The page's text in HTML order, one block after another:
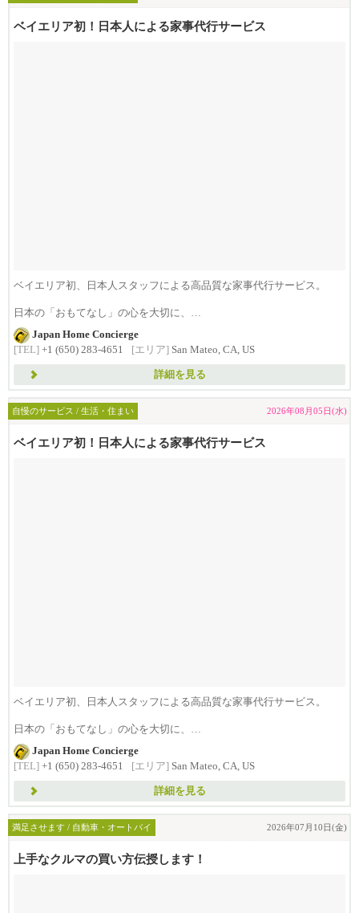
ベイエリア初！日本人による家事代行サービス
ベイエリア初、日本人スタッフによる高品質な家事代行サービス。
日本の「おもてなし」の心を大切に、
日...
Japan Home Concierge
[TEL] +1 (650) 283-4651 [エリア] San Mateo, CA, US
詳細を見る
自慢のサービス / 生活・住まい 2026年08月05日(水)
ベイエリア初！日本人による家事代行サービス
ベイエリア初、日本人スタッフによる高品質な家事代行サービス。
日本の「おもてなし」の心を大切に、
日...
Japan Home Concierge
[TEL] +1 (650) 283-4651 [エリア] San Mateo, CA, US
詳細を見る
満足させます / 自動車・オートバイ 2026年07月10日(金)
上手なクルマの買い方伝授します！